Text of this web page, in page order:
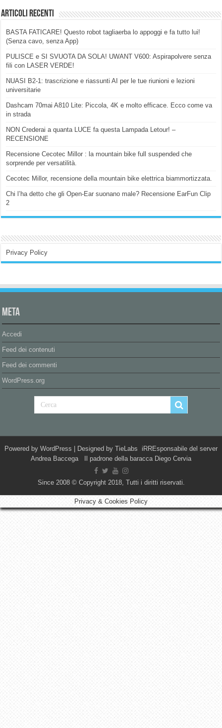
Articoli Recenti
BASTA FATICARE! Questo robot tagliaerba lo appoggi e fa tutto lui!
(Senza cavo, senza App)
PULISCE e SI SVUOTA DA SOLA! UWANT V600: Aspirapolvere senza
fili con LASER VERDE!
NUASI B2-1: trascrizione e riassunti AI per le tue riunioni e lezioni
universitarie
Dashcam 70mai A810 Lite: Piccola, 4K e molto efficace. Ecco come va
in strada
NON Crederai a quanta LUCE fa questa Lampada Letour! –
RECENSIONE
Recensione Cecotec Millor : la mountain bike full suspended che
sorprende per versatilità.
Cecotec Millor, recensione della mountain bike elettrica biammortizzata.
Chi l’ha detto che gli Open-Ear suonano male? Recensione EarFun Clip
2
Privacy Policy
Meta
Accedi
Feed dei contenuti
Feed dei commenti
WordPress.org
Powered by WordPress | Designed by TieLabs iRREsponsabile del server
Andrea Baccega Il padrone della baracca Diego Cervia
Since 2008 © Copyright 2018, Tutti i diritti riservati.
Privacy & Cookies Policy